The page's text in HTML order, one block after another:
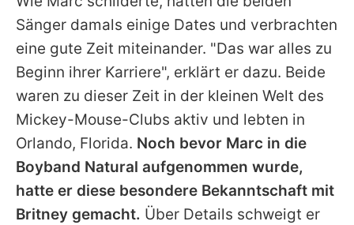
Sänger damals einige Dates und verbrachten
eine gute Zeit miteinander. "Das war alles zu
Beginn ihrer Karriere", erklärt er dazu. Beide
waren zu dieser Zeit in der kleinen Welt des
Mickey-Mouse-Clubs aktiv und lebten in
Orlando, Florida. Noch bevor Marc in die
Boyband Natural aufgenommen wurde,
hatte er diese besondere Bekanntschaft mit
Britney gemacht. Über Details schweigt er